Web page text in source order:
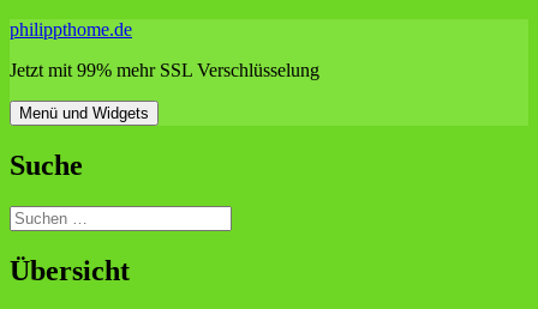
Zum
springen
philippthome.de
Jetzt mit 99% mehr SSL Verschlüsselung
Menü und Widgets
Suche
Suchen
nach:
Übersicht